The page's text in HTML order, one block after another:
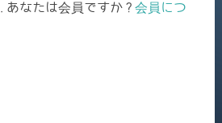
. あなたは会員ですか ? 会員につ